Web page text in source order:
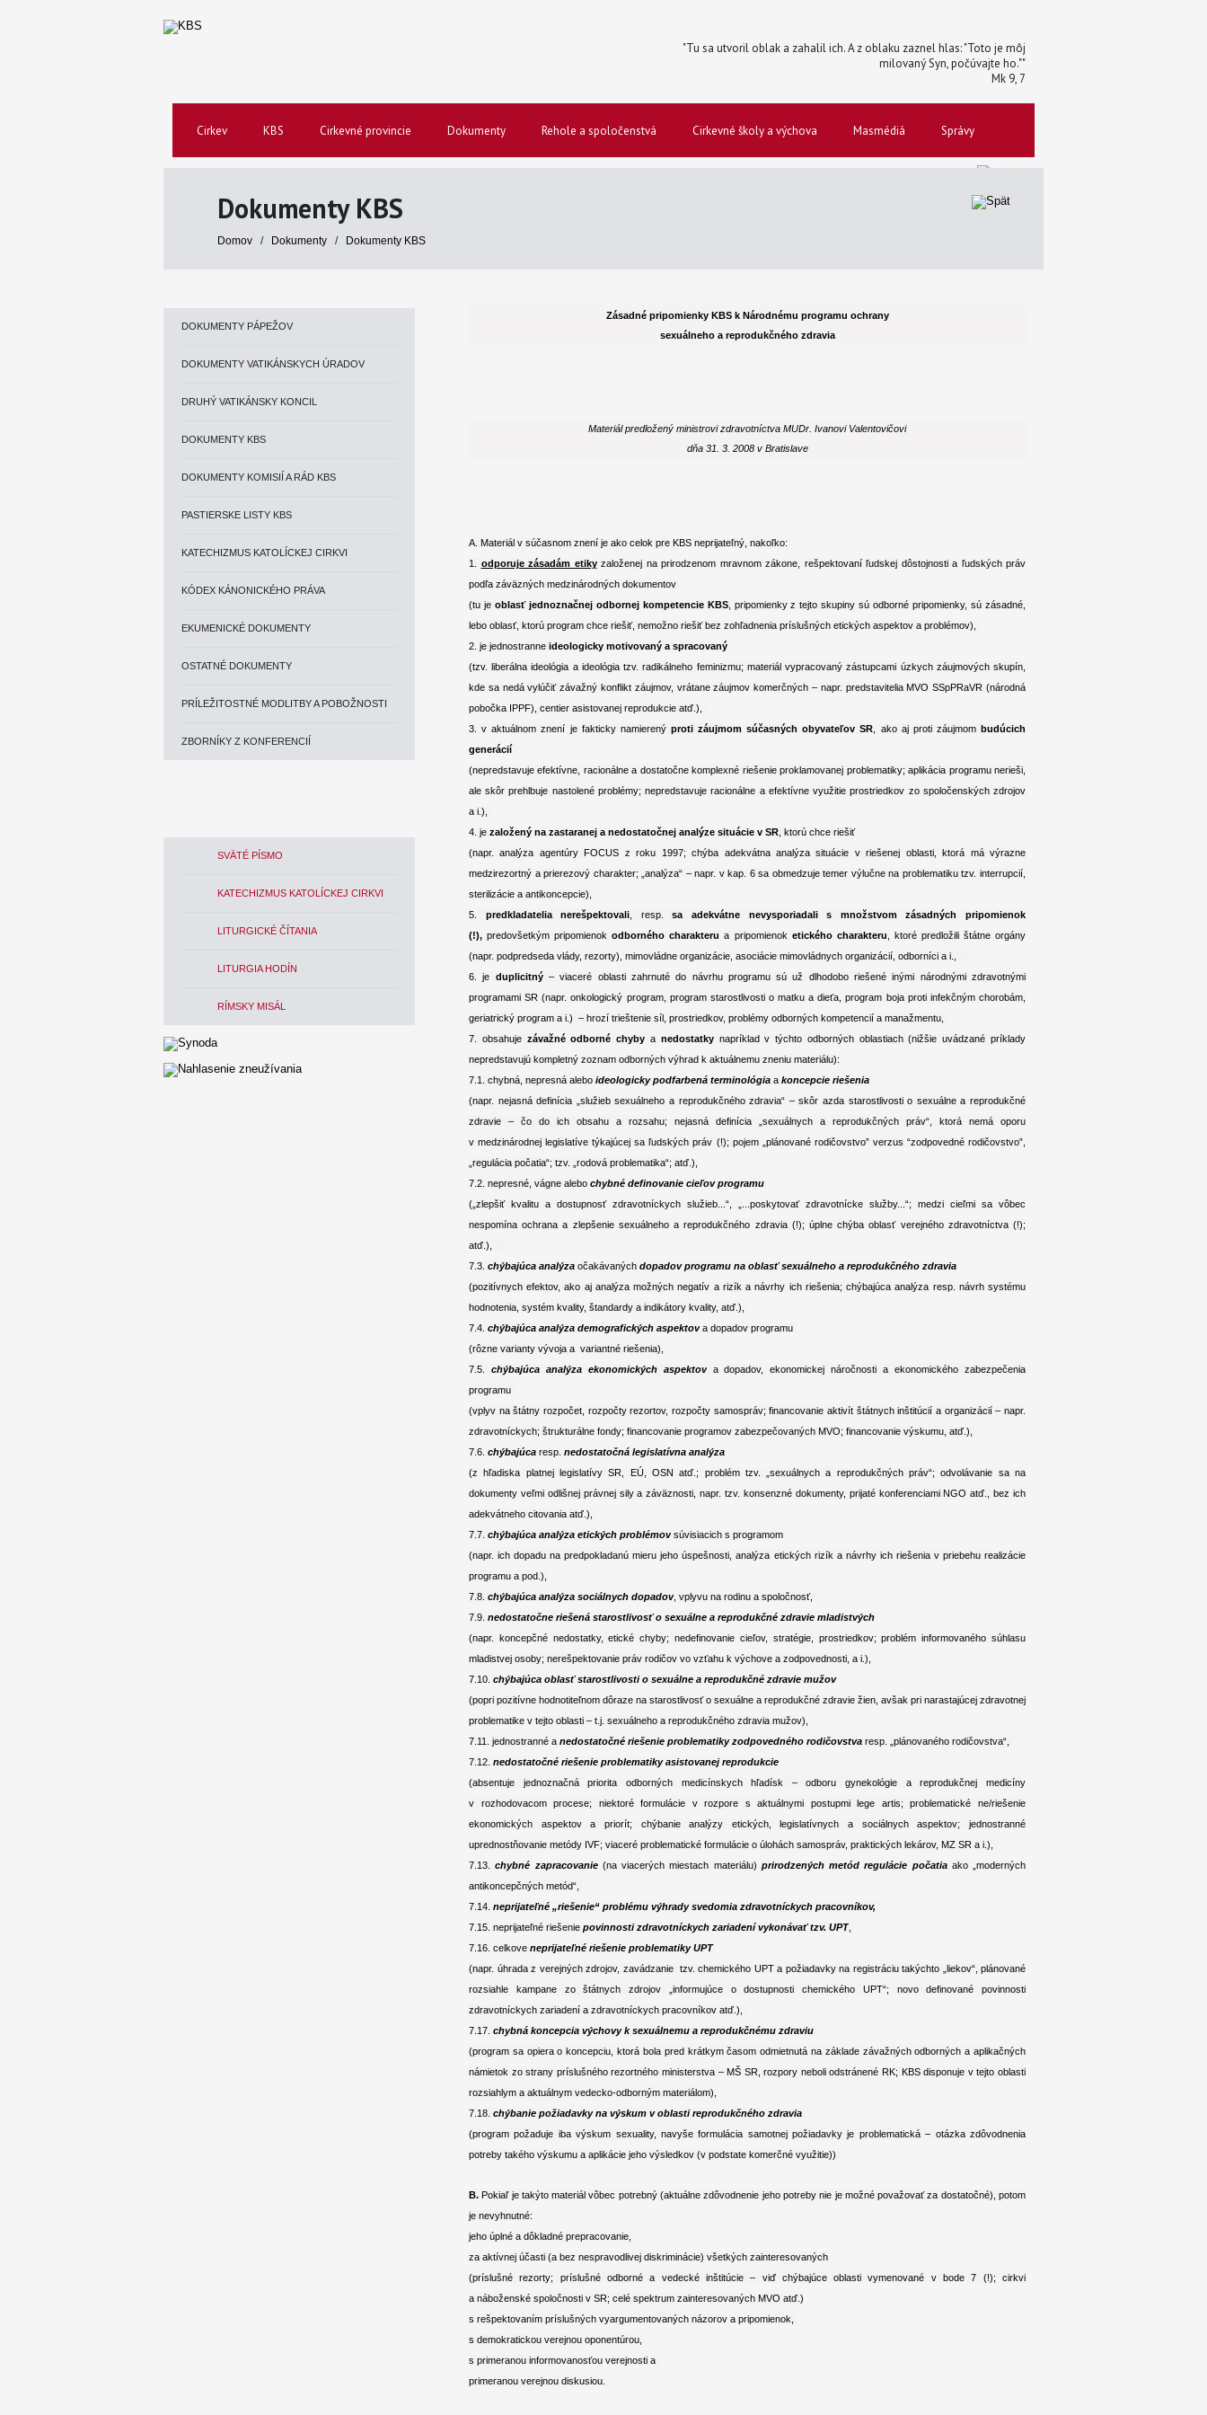
"Tu sa utvoril oblak a zahalil ich. A z oblaku zaznel hlas: "Toto je môj
milovaný Syn, počúvajte ho.""
Mk 9, 7
Cirkev KBS Cirkevné provincie Dokumenty Rehole a spoločenstvá Cirkevné školy a výchova Masmédiá Správy
Dokumenty KBS
Domov / Dokumenty / Dokumenty KBS
DOKUMENTY PÁPEŽOV
DOKUMENTY VATIKÁNSKYCH ÚRADOV
DRUHÝ VATIKÁNSKY KONCIL
DOKUMENTY KBS
DOKUMENTY KOMISIÍ A RÁD KBS
PASTIERSKE LISTY KBS
KATECHIZMUS KATOLÍCKEJ CIRKVI
KÓDEX KÁNONICKÉHO PRÁVA
EKUMENICKÉ DOKUMENTY
OSTATNÉ DOKUMENTY
PRÍLEŽITOSTNÉ MODLITBY A POBOŽNOSTI
ZBORNÍKY Z KONFERENCIÍ
SVÄTÉ PÍSMO
KATECHIZMUS KATOLÍCKEJ CIRKVI
LITURGICKÉ ČÍTANIA
LITURGIA HODÍN
RÍMSKY MISÁL
Zásadné pripomienky KBS k Národnému programu ochrany
sexuálneho a reprodukčného zdravia
Materiál predložený ministrovi zdravotníctva MUDr. Ivanovi Valentovičovi
dňa 31. 3. 2008 v Bratislave
A. Materiál v súčasnom znení je ako celok pre KBS neprijateľný, nakoľko:
1. odporuje zásadám etikyzaloženej na prirodzenom mravnom zákone, rešpektovaní ľudskej dôstojnosti a ľudských práv
podľa záväzných medzinárodných dokumentov
(tu je oblasť jednoznačnej odbornej kompetencie KBS, pripomienky z tejto skupiny sú odborné pripomienky, sú zásadné,
lebo oblasť, ktorú program chce riešiť, nemožno riešiť bez zohľadnenia príslušných etických aspektov a problémov),
2. je jednostranne ideologicky motivovaný a spracovaný
(tzv. liberálna ideológia a ideológia tzv. radikálneho feminizmu; materiál vypracovaný zástupcami úzkych záujmových skupín,
kde sa nedá vylúčiť závažný konflikt záujmov, vrátane záujmov komerčných – napr. predstavitelia MVO SSpPRaVR (národná
pobočka IPPF), centier asistovanej reprodukcie atď.),
3. v aktuálnom znení je fakticky namierený proti záujmom súčasných obyvateľov SR , ako aj proti záujmom budúcich
generácií
(nepredstavuje efektívne, racionálne a dostatočne komplexné riešenie proklamovanej problematiky; aplikácia programu nerieši,
ale skôr prehlbuje nastolené problémy; nepredstavuje racionálne a efektívne využitie prostriedkov zo spoločenských zdrojov
a i.),
4. je založený na zastaranej a nedostatočnej analýze situácie v SR , ktorú chce riešiť
(napr. analýza agentúry FOCUS z roku 1997; chýba adekvátna analýza situácie v riešenej oblasti, ktorá má výrazne
medzirezortný a prierezový charakter; „analýza“ – napr. v kap. 6 sa obmedzuje temer výlučne na problematiku tzv. interrupcií,
sterilizácie a antikoncepcie),
5. predkladatelia nerešpektovali , resp.sa adekvátne nevysporiadali s množstvom zásadných pripomienok
(!), predovšetkým pripomienokodborného charakteru a pripomienok etického charakteru , ktoré predložili štátne orgány
(napr. podpredseda vlády, rezorty), mimovládne organizácie, asociácie mimovládnych organizácií, odborníci a i.,
6. je duplicitný– viaceré oblasti zahrnuté do návrhu programu sú už dlhodobo riešené inými národnými zdravotnými
programami SR (napr. onkologický program, program starostlivosti o matku a dieťa, program boja proti infekčným chorobám,
geriatrický program a i.) – hrozí trieštenie síl, prostriedkov, problémy odborných kompetencií a manažmentu,
7. obsahuje závažné odborné chyby a nedostatkynapríklad v týchto odborných oblastiach (nižšie uvádzané príklady
nepredstavujú kompletný zoznam odborných výhrad k aktuálnemu zneniu materiálu):
7.1. chybná, nepresná alebo ideologicky podfarbená terminológia a koncepcie riešenia
(napr. nejasná definícia „služieb sexuálneho a reprodukčného zdravia“ – skôr azda starostlivosti o sexuálne a reprodukčné
zdravie – čo do ich obsahu a rozsahu; nejasná definícia „sexuálnych a reprodukčných práv“, ktorá nemá oporu
v medzinárodnej legislatíve týkajúcej sa ľudských práv (!); pojem „plánované rodičovstvo” verzus “zodpovedné rodičovstvo”,
„regulácia počatia“; tzv. „rodová problematika“; atď.),
7.2. nepresné, vágne alebo chybné definovanie cieľov programu
(„zlepšiť kvalitu a dostupnosť zdravotníckych služieb...“, „...poskytovať zdravotnícke služby...“; medzi cieľmi sa vôbec
nespomína ochrana a zlepšenie sexuálneho a reprodukčného zdravia (!); úplne chýba oblasť verejného zdravotníctva (!);
atď.),
7.3. chýbajúca analýza očakávaných dopadov programu na oblasť sexuálneho a reprodukčného zdravia
(pozitívnych efektov, ako aj analýza možných negatív a rizík a návrhy ich riešenia; chýbajúca analýza resp. návrh systému
hodnotenia, systém kvality, štandardy a indikátory kvality, atď.),
7.4. chýbajúca analýza demografických aspektov a dopadov programu
(rôzne varianty vývoja a variantné riešenia),
7.5. chýbajúca analýza ekonomických aspektova dopadov, ekonomickej náročnosti a ekonomického zabezpečenia
programu
(vplyv na štátny rozpočet, rozpočty rezortov, rozpočty samospráv; financovanie aktivít štátnych inštitúcií a organizácií – napr.
zdravotníckych; štrukturálne fondy; financovanie programov zabezpečovaných MVO; financovanie výskumu, atď.),
7.6. chýbajúca resp. nedostatočná legislatívna analýza
(z hľadiska platnej legislatívy SR, EÚ, OSN atď.; problém tzv. „sexuálnych a reprodukčných práv“; odvolávanie sa na
dokumenty veľmi odlišnej právnej sily a záväznosti, napr. tzv. konsenzné dokumenty, prijaté konferenciami NGO atď., bez ich
adekvátneho citovania atď.),
7.7. chýbajúca analýza etických problémov súvisiacich s programom
(napr. ich dopadu na predpokladanú mieru jeho úspešnosti, analýza etických rizík a návrhy ich riešenia v priebehu realizácie
programu a pod.),
7.8. chýbajúca analýza sociálnych dopadov , vplyvu na rodinu a spoločnosť,
7.9. nedostatočne riešená starostlivosť o sexuálne a reprodukčné zdravie mladistvých
(napr. koncepčné nedostatky, etické chyby; nedefinovanie cieľov, stratégie, prostriedkov; problém informovaného súhlasu
mladistvej osoby; nerešpektovanie práv rodičov vo vzťahu k výchove a zodpovednosti, a i.),
7.10. chýbajúca oblasť starostlivosti o sexuálne a reprodukčné zdravie mužov
(popri pozitívne hodnotiteľnom dôraze na starostlivosť o sexuálne a reprodukčné zdravie žien, avšak pri narastajúcej zdravotnej
problematike v tejto oblasti – t.j. sexuálneho a reprodukčného zdravia mužov),
7.11. jednostranné a nedostatočné riešenie problematiky zodpovedného rodičovstva resp. „plánovaného rodičovstva“,
7.12. nedostatočné riešenie problematiky asistovanej reprodukcie
(absentuje jednoznačná priorita odborných medicínskych hľadísk – odboru gynekológie a reprodukčnej medicíny
v rozhodovacom procese; niektoré formulácie v rozpore s aktuálnymi postupmi lege artis; problematické ne/riešenie
ekonomických aspektov a priorít; chýbanie analýzy etických, legislatívnych a sociálnych aspektov; jednostranné
uprednostňovanie metódy IVF; viaceré problematické formulácie o úlohách samospráv, praktických lekárov, MZ SR a i.),
7.13.chybné zapracovanie(na viacerých miestach materiálu) prirodzených metód regulácie počatiaako „moderných
antikoncepčných metód“,
7.14. neprijateľné „riešenie“ problému výhrady svedomia zdravotníckych pracovníkov,
7.15. neprijateľné riešenie povinnosti zdravotníckych zariadení vykonávať tzv. UPT
7.16. celkove neprijateľné riešenie problematiky UPT
(napr. úhrada z verejných zdrojov, zavádzanie tzv. chemického UPT a požiadavky na registráciu takýchto „liekov“, plánované
rozsiahle kampane zo štátnych zdrojov „informujúce o dostupnosti chemického UPT“; novo definované povinnosti
zdravotníckych zariadení a zdravotníckych pracovníkov atď.),
7.17. chybná koncepcia výchovy k sexuálnemu a reprodukčnému zdraviu
(program sa opiera o koncepciu, ktorá bola pred krátkym časom odmietnutá na základe závažných odborných a aplikačných
námietok zo strany príslušného rezortného ministerstva – MŠ SR, rozpory neboli odstránené RK; KBS disponuje v tejto oblasti
rozsiahlym a aktuálnym vedecko-odborným materiálom),
7.18. chýbanie požiadavky na výskum v oblasti reprodukčného zdravia
(program požaduje iba výskum sexuality, navyše formulácia samotnej požiadavky je problematická – otázka zdôvodnenia
potreby takého výskumu a aplikácie jeho výsledkov (v podstate komerčné využitie))
B. Pokiaľ je takýto materiál vôbec potrebný (aktuálne zdôvodnenie jeho potreby nie je možné považovať za dostatočné), potom
je nevyhnutné:
jeho úplné a dôkladné prepracovanie,
za aktívnej účasti (a bez nespravodlivej diskriminácie) všetkých zainteresovaných
(príslušné rezorty; príslušné odborné a vedecké inštitúcie – viď chýbajúce oblasti vymenované v bode 7 (!); cirkvi
a náboženské spoločnosti v SR; celé spektrum zainteresovaných MVO atď.)
s rešpektovaním príslušných vyargumentovaných názorov a pripomienok,
s demokratickou verejnou oponentúrou,
s primeranou informovanosťou verejnosti a
primeranou verejnou diskusiou.